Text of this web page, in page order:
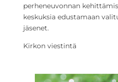
perheneuvonnan
keskuksia edustamaan
jäsenet.
Kirkon viestintä